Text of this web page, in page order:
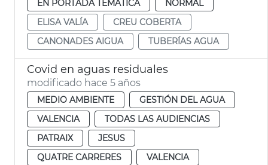
EN PORTADA TEMÁTICA
NORMAL
ELISA VALÍA
CREU COBERTA
CANONADES AIGUA
TUBERÍAS AGUA
Covid en aguas residuales
modificado hace 5 años
MEDIO AMBIENTE
GESTIÓN DEL AGUA
VALENCIA
TODAS LAS AUDIENCIAS
PATRAIX
JESUS
QUATRE CARRERES
VALENCIA